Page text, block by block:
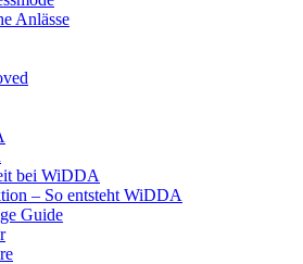
Anlässe
bei WiDDA
– So entsteht WiDDA
Guide